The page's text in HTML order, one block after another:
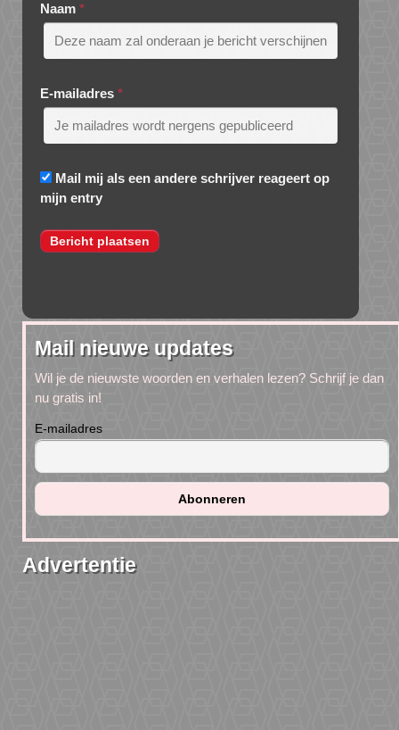
Naam *
E-mailadres *
Mail mij als een andere schrijver reageert op
mijn entry
Mail nieuwe updates
Wil je de nieuwste woorden en verhalen lezen? Schrijf je dan
nu gratis in!
E-mailadres
Advertentie